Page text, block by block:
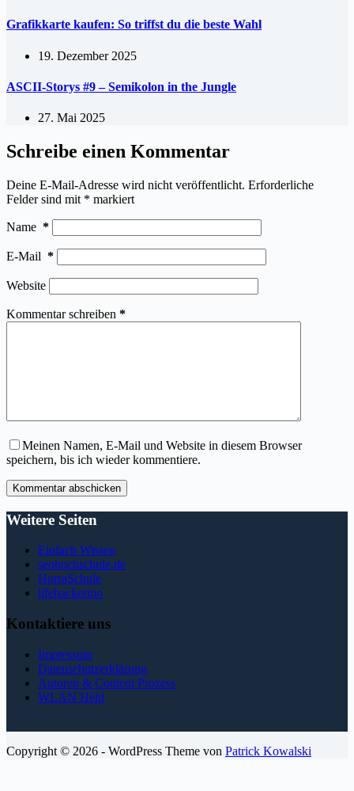
Grafikkarte kaufen: So triffst du die beste Wahl
19. Dezember 2025
ASCII-Storys #9 – Semikolon in the Jungle
27. Mai 2025
Schreibe einen Kommentar
Deine E-Mail-Adresse wird nicht veröffentlicht. Erforderliche
Felder sind mit * markiert
Name *
E-Mail *
Website
Kommentar schreiben *
Meinen Namen, E-Mail und Website in diesem Browser
speichern, bis ich wieder kommentiere.
Kommentar abschicken
Weitere Seiten
Einfach Wissen
seohochschule.de
HurraSchule
lifehackerino
Kontaktiere uns
Impressum
Datenschutzerklärung
Autoren & Content Prozess
WLAN Held
Copyright © 2026 - WordPress Theme von Patrick Kowalski